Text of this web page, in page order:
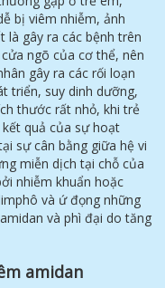
bị viêm nhiễm, ảnh
là gây ra các bệnh trên
ngõ của cơ thể, nên
gây ra các rối loạn
triển, suy dinh dưỡng,
thước rất nhỏ, khi trẻ
quả của sự hoạt
sự cân bằng giữa hệ vi
miễn dịch tại chỗ của
nhiễm khuẩn hoặc
và ứ đọng những
và phì đại do tăng
amidan